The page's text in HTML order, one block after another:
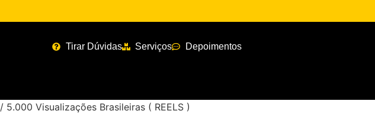
Tirar Dúvidas Serviços Depoimentos
/ 5.000 Visualizações Brasileiras ( REELS )